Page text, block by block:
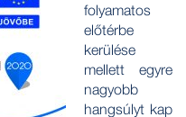
folyamatos
előtérbe
kerülése
mellett egyre
nagyobb
hangsúlyt kap